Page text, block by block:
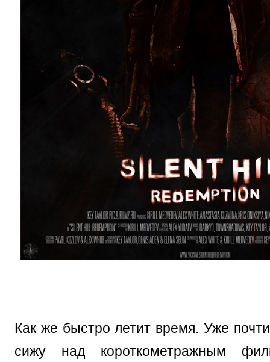
Как же быстро летит время. Уже
сижу над короткометражным